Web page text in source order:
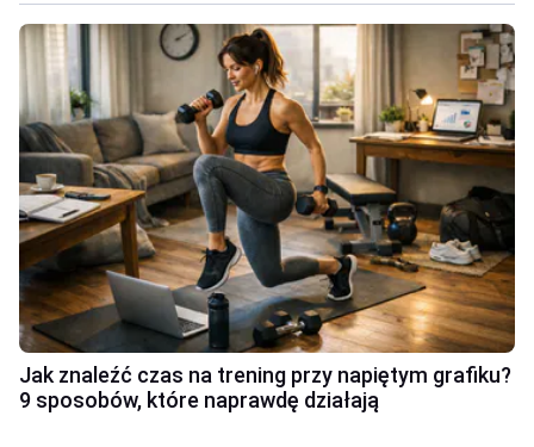
Jak znaleźć czas na trening przy napiętym grafiku?
9 sposobów, które naprawdę działają